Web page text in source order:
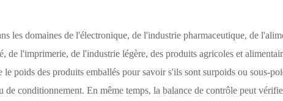
les domaines de l'électronique, de l'industrie pharmaceutique, de
de l'imprimerie, de l'industrie légère, des produits agricoles et
poids des produits emballés pour savoir s'ils sont surpoids ou sous-
conditionnement. En même temps, la balance de contrôle peut